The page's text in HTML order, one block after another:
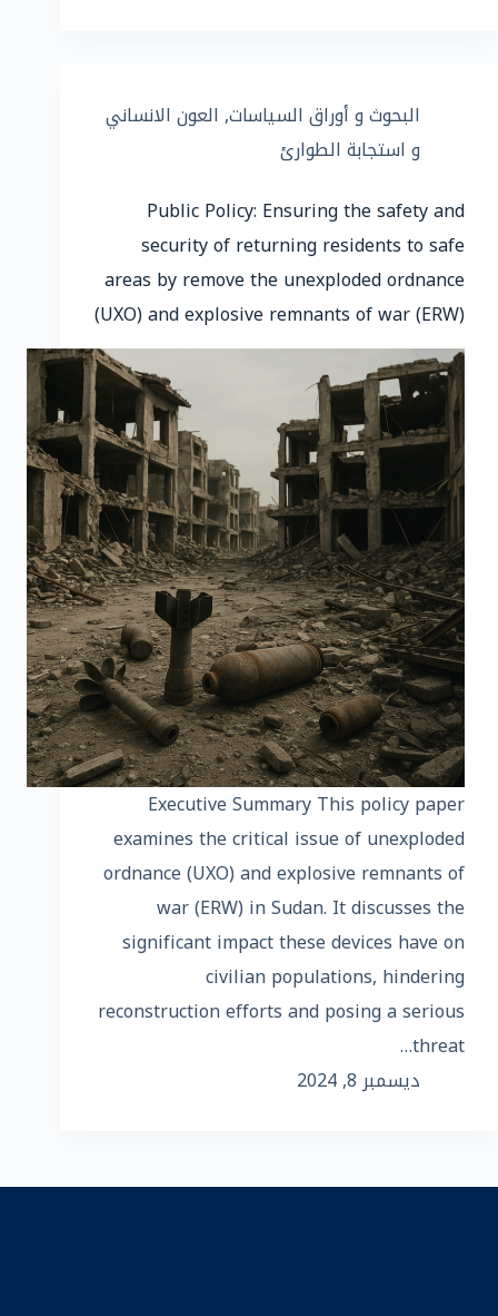
البحوث و أوراق السياسات, العون الانساني
و استجابة الطوارئ
Public Policy: Ensuring the safety and
security of returning residents to safe
areas by remove the unexploded ordnance
(UXO) and explosive remnants of war (ERW)
Executive Summary This policy paper
examines the critical issue of unexploded
ordnance (UXO) and explosive remnants of
war (ERW) in Sudan. It discusses the
significant impact these devices have on
civilian populations, hindering
reconstruction efforts and posing a serious
threat…
ديسمبر 8, 2024